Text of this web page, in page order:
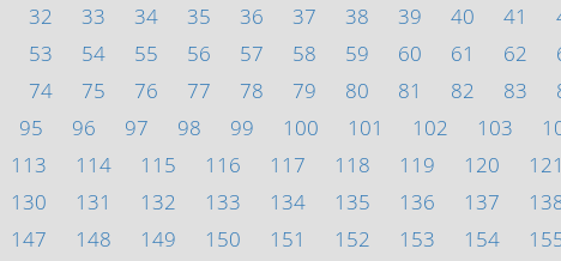
32 33 34 35 36 37 38 39 40 41
53 54 55 56 57 58 59 60 61 62
74 75 76 77 78 79 80 81 82 83
95 96 97 98 99 100 101 102 103
113 114 115 116 117 118 119 120 121
130 131 132 133 134 135 136 137
147 148 149 150 151 152 153 154